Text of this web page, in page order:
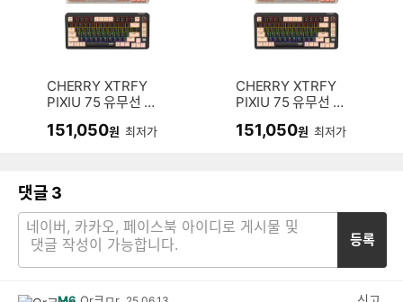
CHERRY XTRFY
PIXIU 75 유무선 기
151,050원 최저가
CHERRY XTRFY
PIXIU 75 유무선 기
151,050원 최저가
댓글 3
등록